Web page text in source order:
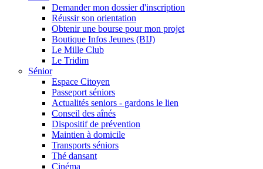
Demander mon dossier d'inscription
Réussir son orientation
Obtenir une bourse pour mon projet
Boutique Infos Jeunes (BIJ)
Le Mille Club
Le Tridim
Sénior
Espace Citoyen
Passeport séniors
Actualités seniors - gardons le lien
Conseil des aînés
Dispositif de prévention
Maintien à domicile
Transports séniors
Thé dansant
Cinéma